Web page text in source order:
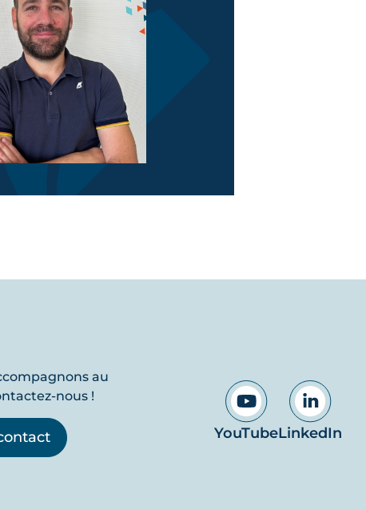
au
nous !
YouTubeLinkedIn